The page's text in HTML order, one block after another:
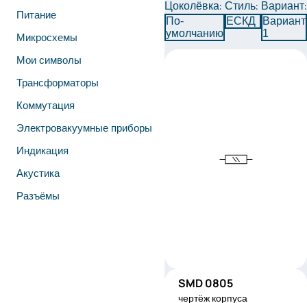
Питание
Микросхемы
Мои символы
Трансформаторы
Коммутация
Электровакуумные приборы
Индикация
Акустика
Разъёмы
Цоколёвка:
По-
умолчанию
Стиль:
ЕСКД
Вариант:
Вариант
1
SMD0805
SMD 0805
чертёж корпуса